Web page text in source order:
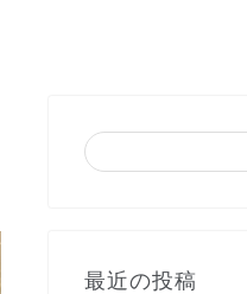
最近の投稿